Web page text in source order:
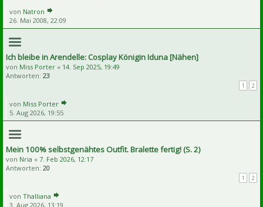
von Natron
26. Mai 2008, 22:09
Ich bleibe in Arendelle: Cosplay Königin Iduna [Nähen]
von Miss Porter « 14. Sep 2025, 19:49
Antworten: 23
1 2
von Miss Porter
5. Aug 2026, 19:55
Mein 100% selbstgenähtes Outfit. Bralette fertig! (S. 2)
von Nria « 7. Feb 2026, 12:17
Antworten: 20
1 2
von Thalliana
3. Aug 2026, 13:19